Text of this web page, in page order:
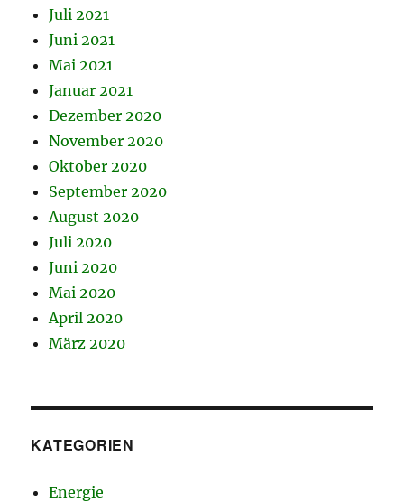
Juli 2021
Juni 2021
Mai 2021
Januar 2021
Dezember 2020
November 2020
Oktober 2020
September 2020
August 2020
Juli 2020
Juni 2020
Mai 2020
April 2020
März 2020
KATEGORIEN
Energie